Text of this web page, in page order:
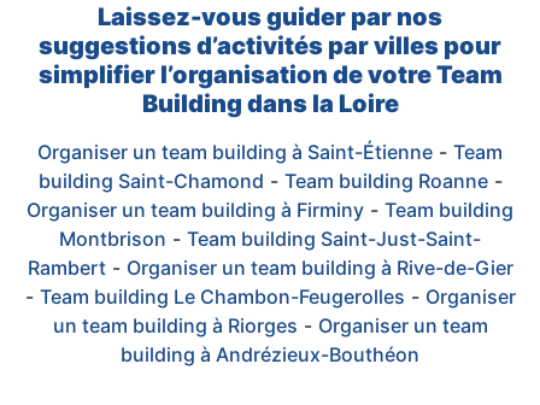
Laissez-vous guider par nos
suggestions d’activités par villes pour
simplifier l’organisation de votre Team
Building dans la Loire
Organiser un team building à Saint-Étienne - Team
building Saint-Chamond - Team building Roanne-
Organiser un team building à Firminy - Team building
Montbrison - Team building Saint-Just-Saint-
Rambert- Organiser un team building à Rive-de-Gier
- Team building Le Chambon-Feugerolles - Organiser
un team building à Riorges - Organiser un team
building à Andrézieux-Bouthéon